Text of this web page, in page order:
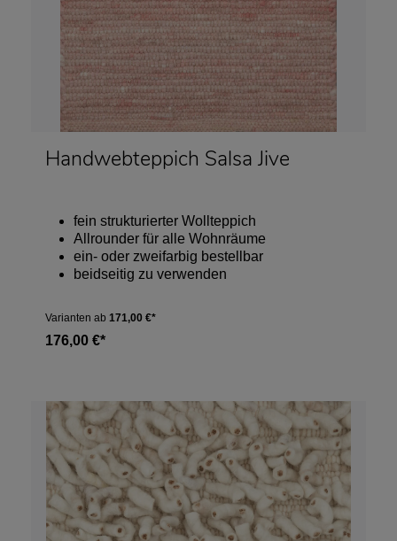
Handwebteppich Salsa Jive
fein strukturierter Wollteppich
Allrounder für alle Wohnräume
ein- oder zweifarbig bestellbar
beidseitig zu verwenden
Varianten ab 171,00 €*
176,00 €*